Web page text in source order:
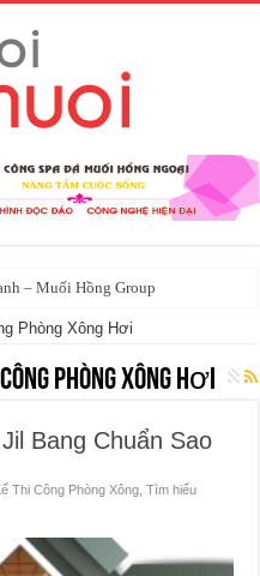
– Muối Hồng Group
Phòng Xông Hơi
Phòng Xông Hơi
Bang Chuẩn Sao
Thi Công Phòng Xông ,Tìm hiểu